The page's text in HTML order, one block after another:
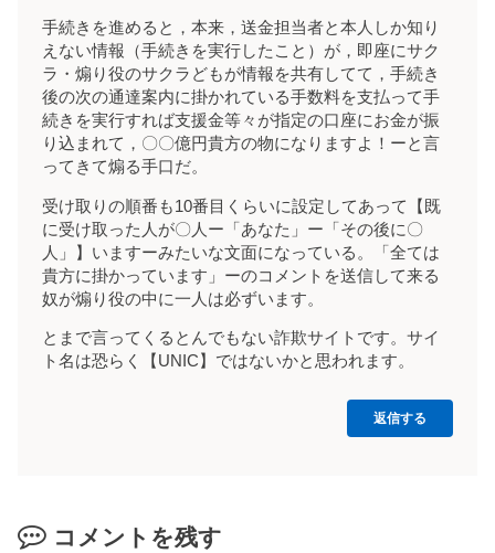
手続きを進めると，本来，送金担当者と本人しか知り
えない情報（手続きを実行したこと）が，即座にサク
ラ・煽り役のサクラどもが情報を共有してて，手続き
後の次の通達案内に掛かれている手数料を支払って手
続きを実行すれば支援金等々が指定の口座にお金が振
り込まれて，〇〇億円貴方の物になりますよ！ーと言
ってきて煽る手口だ。
受け取りの順番も10番目くらいに設定してあって【既
に受け取った人が〇人ー「あなた」ー「その後に〇
人」】いますーみたいな文面になっている。「全ては
貴方に掛かっています」ーのコメントを送信して来る
奴が煽り役の中に一人は必ずいます。
とまで言ってくるとんでもない詐欺サイトです。サイ
ト名は恐らく【UNIC】ではないかと思われます。
返信する
コメントを残す